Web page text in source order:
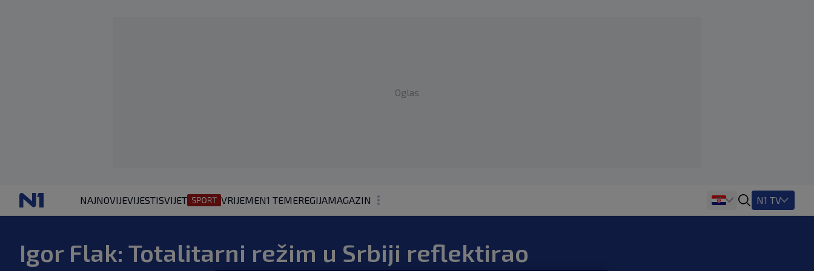
Oglas
NAJNOVIJEVIJESTISVIJET VRIJEMEN1 TEMEREGIJAMAGAZIN
KOLUMNE
N1 TV
Igor Flak: Totalitarni režim u Srbiji reflektirao